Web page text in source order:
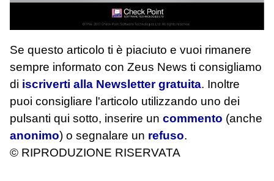
Se questo articolo ti è piaciuto e vuoi rimanere
sempre informato con Zeus News ti consigliamo
di iscriverti alla Newsletter gratuita. Inoltre
puoi consigliare l'articolo utilizzando uno dei
pulsanti qui sotto, inserire un commento (anche
anonimo) o segnalare un refuso.
© RIPRODUZIONE RISERVATA